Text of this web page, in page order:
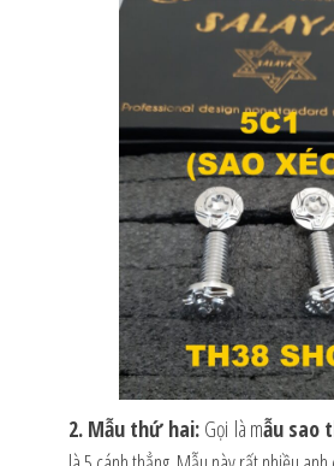
2. Mẫu thứ hai: Gọi là mẫu sao